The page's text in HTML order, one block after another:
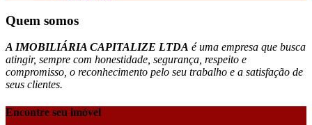
Quem somos
A IMOBILIÁRIA CAPITALIZE LTDA é uma empresa que busca
atingir, sempre com honestidade, segurança, respeito e
compromisso, o reconhecimento pelo seu trabalho e a satisfação de
seus clientes.
Encontre seu imóvel